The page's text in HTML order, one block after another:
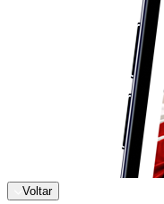
Voltar